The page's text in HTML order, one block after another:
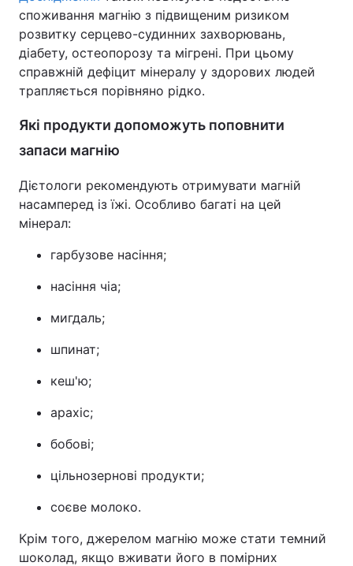
споживання магнію з підвищеним ризиком
розвитку серцево-судинних захворювань,
діабету, остеопорозу та мігрені. При цьому
справжній дефіцит мінералу у здорових людей
трапляється порівняно рідко.
Які продукти допоможуть поповнити
запаси магнію
Дієтологи рекомендують отримувати магній
насамперед із їжі. Особливо багаті на цей
мінерал:
гарбузове насіння;
насіння чіа;
мигдаль;
шпинат;
кеш'ю;
арахіс;
бобові;
цільнозернові продукти;
соєве молоко.
Крім того, джерелом магнію може стати темний
шоколад, якщо вживати його в помірних